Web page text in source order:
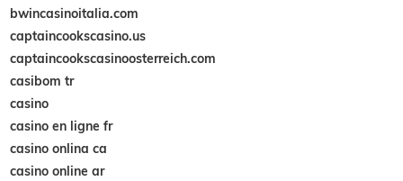
bwincasinoitalia.com
captaincookscasino.us
captaincookscasinoosterreich.com
casibom tr
casino
casino en ligne fr
casino onlina ca
casino online ar